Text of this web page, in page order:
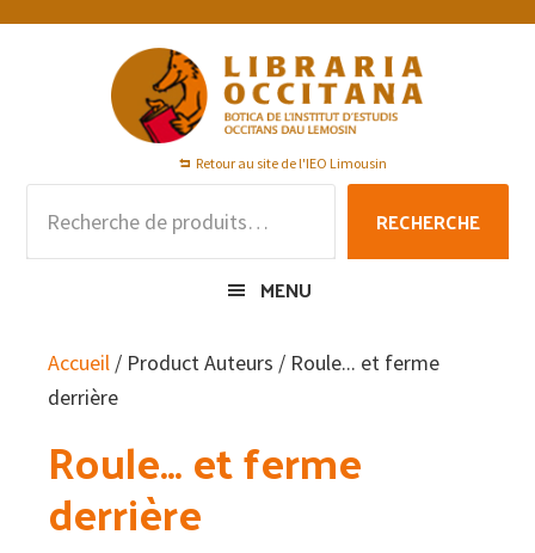
Passer
Passer
Passer
Retour au site de l'IEO Limousin
pour :
RECHERCHE
MENU
Accueil / Product Auteurs / Roule... et ferme
derrière
Roule... et ferme
derrière